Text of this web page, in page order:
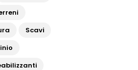
Scavi